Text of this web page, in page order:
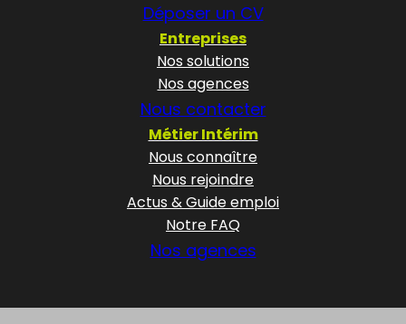
Déposer un CV
Entreprises
Nos solutions
Nos agences
Nous contacter
Métier Intérim
Nous connaître
Nous rejoindre
Actus & Guide emploi
Notre FAQ
Nos agences